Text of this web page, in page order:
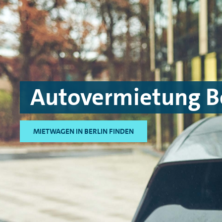
Skip to main content
Skip to footer
Autovermietung
MIETWAGEN IN BERLIN FINDEN